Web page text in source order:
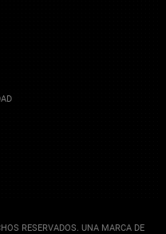
RESERVADOS. UNA MARCA DE